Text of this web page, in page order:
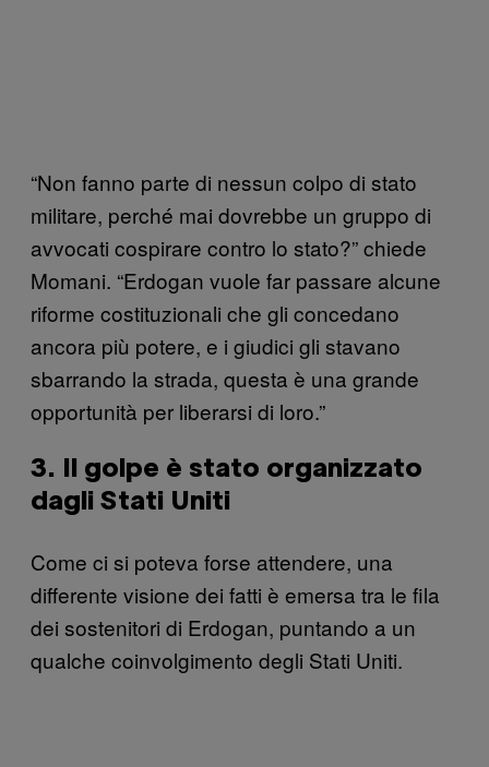
“Non fanno parte di nessun colpo di stato
militare, perché mai dovrebbe un gruppo di
avvocati cospirare contro lo stato?” chiede
Momani. “Erdogan vuole far passare alcune
riforme costituzionali che gli concedano
ancora più potere, e i giudici gli stavano
sbarrando la strada, questa è una grande
opportunità per liberarsi di loro.”
3. Il golpe è stato organizzato
dagli Stati Uniti
Come ci si poteva forse attendere, una
differente visione dei fatti è emersa tra le fila
dei sostenitori di Erdogan, puntando a un
qualche coinvolgimento degli Stati Uniti.